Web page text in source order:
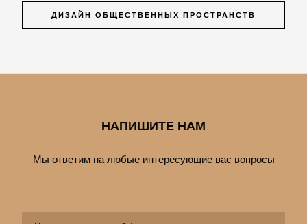
ДИЗАЙН ОБЩЕСТВЕННЫХ ПРОСТРАНСТВ
НАПИШИТЕ НАМ
Мы ответим на любые интересующие вас вопросы